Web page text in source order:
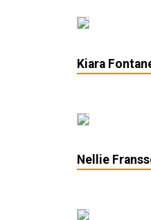
Kiara
Nellie